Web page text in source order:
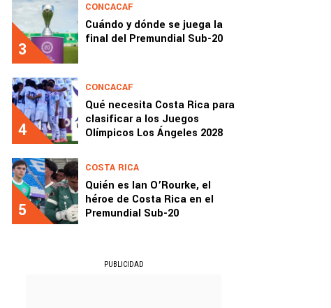
3
CONCACAF
Cuándo y dónde se juega la
final del Premundial Sub-20
4
CONCACAF
Qué necesita Costa Rica para
clasificar a los Juegos
Olímpicos Los Ángeles 2028
5
COSTA RICA
Quién es Ian O’Rourke, el
héroe de Costa Rica en el
Premundial Sub-20
PUBLICIDAD